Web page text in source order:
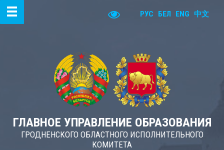
РУС БЕЛ ENG 中文
ГЛАВНОЕ УПРАВЛЕНИЕ ОБРАЗОВАНИЯ
ГРОДНЕНСКОГО ОБЛАСТНОГО ИСПОЛНИТЕЛЬНОГО
КОМИТЕТА